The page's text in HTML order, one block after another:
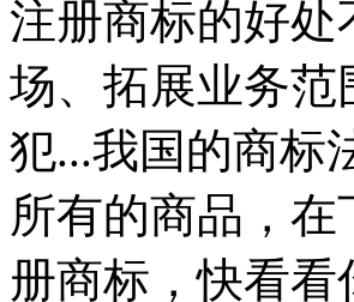
注册商标的好
场、拓展业务
犯...我国的商标
所有的商品，
册商标，快看